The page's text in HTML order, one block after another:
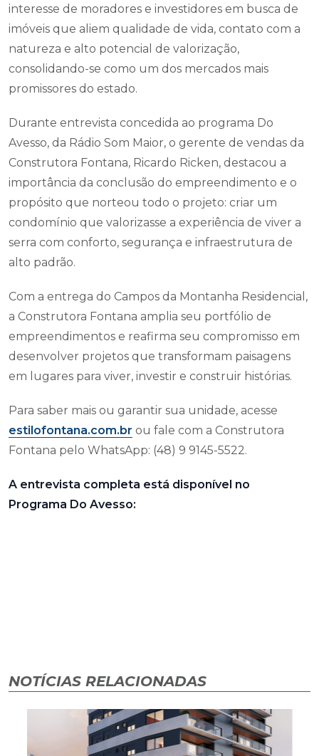
interesse de moradores e investidores em busca de
imóveis que aliem qualidade de vida, contato com a
natureza e alto potencial de valorização,
consolidando-se como um dos mercados mais
promissores do estado.
Durante entrevista concedida ao programa Do
Avesso, da Rádio Som Maior, o gerente de vendas da
Construtora Fontana, Ricardo Ricken, destacou a
importância da conclusão do empreendimento e o
propósito que norteou todo o projeto: criar um
condomínio que valorizasse a experiência de viver a
serra com conforto, segurança e infraestrutura de
alto padrão.
Com a entrega do Campos da Montanha Residencial,
a Construtora Fontana amplia seu portfólio de
empreendimentos e reafirma seu compromisso em
desenvolver projetos que transformam paisagens
em lugares para viver, investir e construir histórias.
Para saber mais ou garantir sua unidade, acesse
estilofontana.com.br ou fale com a Construtora
Fontana pelo WhatsApp: (48) 9 9145-5522.
A entrevista completa está disponível no
Programa Do Avesso:
NOTÍCIAS RELACIONADAS